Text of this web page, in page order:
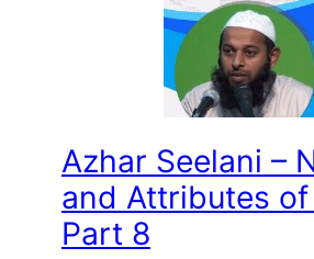
Azhar Seelani –
and Attributes of
Part 8